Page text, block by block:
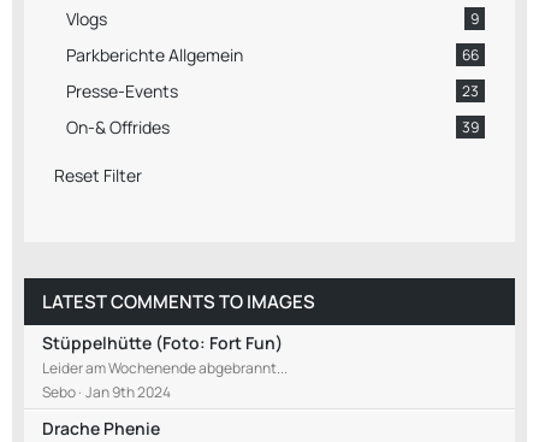
Vlogs 9
Parkberichte Allgemein 66
Presse-Events 23
On-& Offrides 39
Reset Filter
LATEST COMMENTS TO IMAGES
Stüppelhütte (Foto: Fort Fun)
Leider am Wochenende abgebrannt...
Sebo Jan 9th 2024
Drache Phenie